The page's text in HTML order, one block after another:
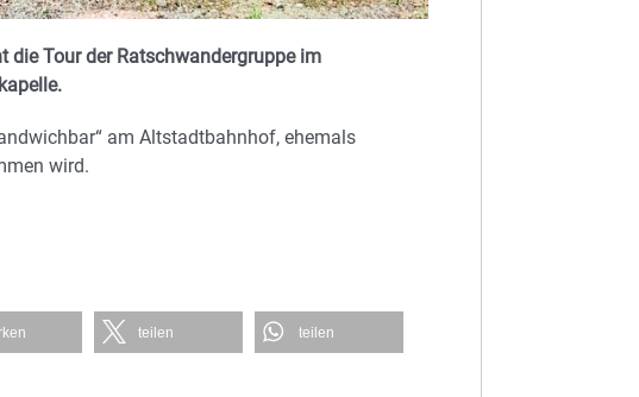
die Tour der Ratschwandergruppe im
am Altstadtbahnhof, ehemals
wird.
teilen teilen